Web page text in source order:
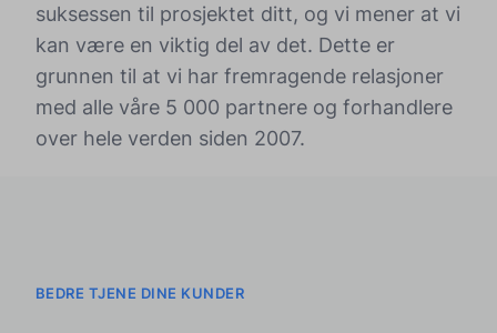
suksessen til prosjektet ditt, og vi mener at vi
kan være en viktig del av det. Dette er
grunnen til at vi har fremragende relasjoner
med alle våre 5 000 partnere og forhandlere
over hele verden siden 2007.
BEDRE TJENE DINE KUNDER